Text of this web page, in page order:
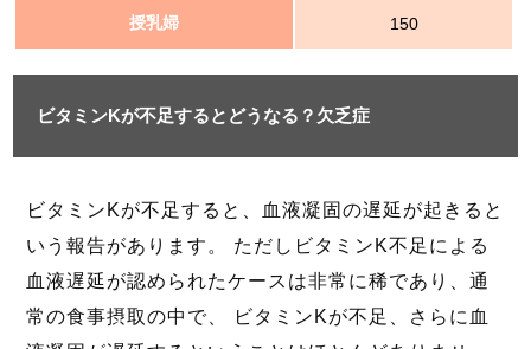
授乳婦 150
ビタミンKが不足するとどうなる？欠乏症
ビタミンKが不足すると、血液凝固の遅延が起きると
いう報告があります。 ただしビタミンK不足による
血液遅延が認められたケースは非常に稀であり、通
常の食事摂取の中で、 ビタミンKが不足、さらに血